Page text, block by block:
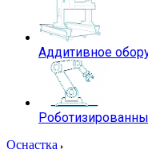
Аддитивное
Оснастка